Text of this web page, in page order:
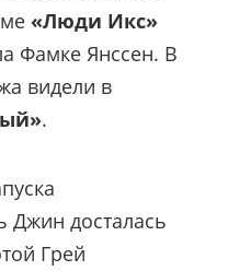
«Люди Икс»
Фамке Янссен. В
видели в
.
Джин досталась
Грей